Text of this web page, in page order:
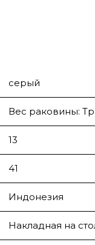
серый
Вес раковины:
13
41
Индонезия
Накладная на